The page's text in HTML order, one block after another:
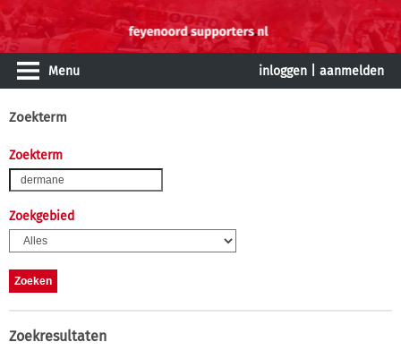
Menu inloggen aanmelden
Zoekterm
Zoekterm
Zoekgebied
Zoekresultaten